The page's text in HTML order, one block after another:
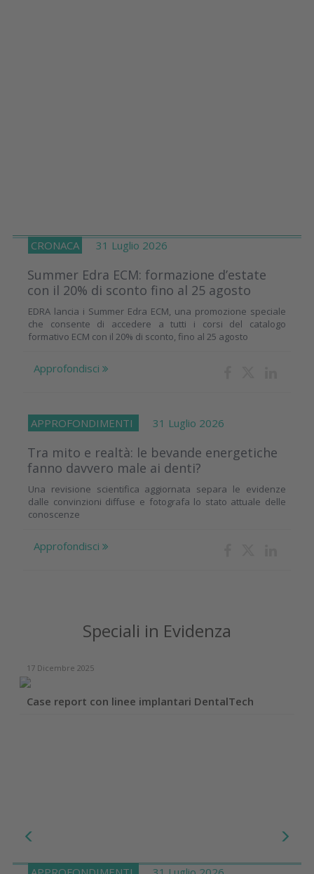
CRONACA 31 Luglio 2026
Summer Edra ECM: formazione d’estate
con il 20% di sconto fino al 25 agosto
EDRA lancia i Summer Edra ECM, una promozione speciale
che consente di accedere a tutti i corsi del catalogo
formativo ECM con il 20% di sconto, fino al 25 agosto
Approfondisci
APPROFONDIMENTI 31 Luglio 2026
Tra mito e realtà: le bevande energetiche
fanno davvero male ai denti?
Una revisione scientifica aggiornata separa le evidenze
dalle convinzioni diffuse e fotografa lo stato attuale delle
conoscenze
Approfondisci
Speciali in Evidenza
17 Dicembre 2025
Case report con linee implantari DentalTech